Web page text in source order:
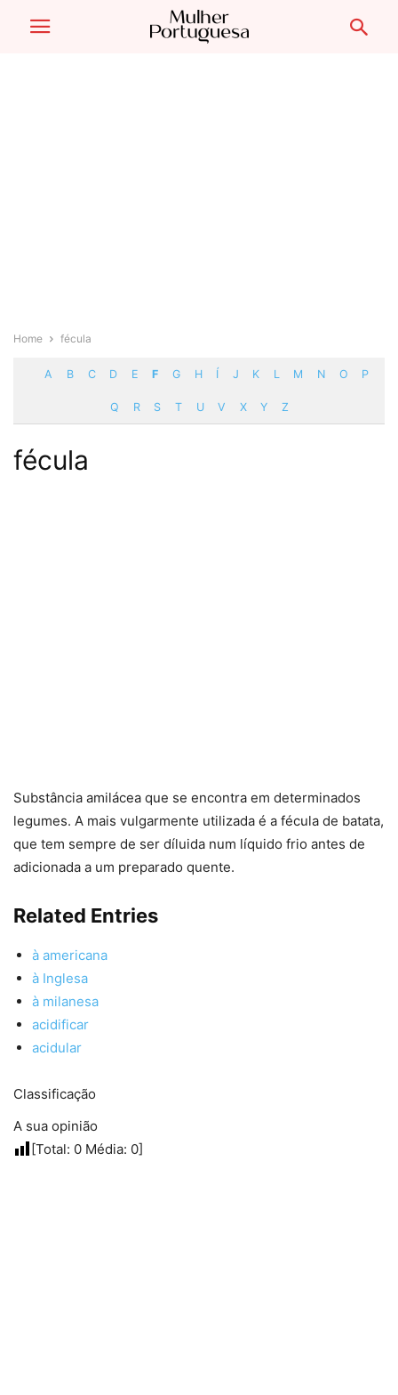
Home fécula
A B C D E F G H Í J K L M N O P
Q R S T U V X Y Z
fécula
Substância amilácea que se encontra em determinados
legumes. A mais vulgarmente utilizada é a fécula de batata,
que tem sempre de ser díluida num líquido frio antes de
adicionada a um preparado quente.
Related Entries
à americana
à Inglesa
à milanesa
acidificar
acidular
Classificação
A sua opinião
[Total: 0 Média: 0]